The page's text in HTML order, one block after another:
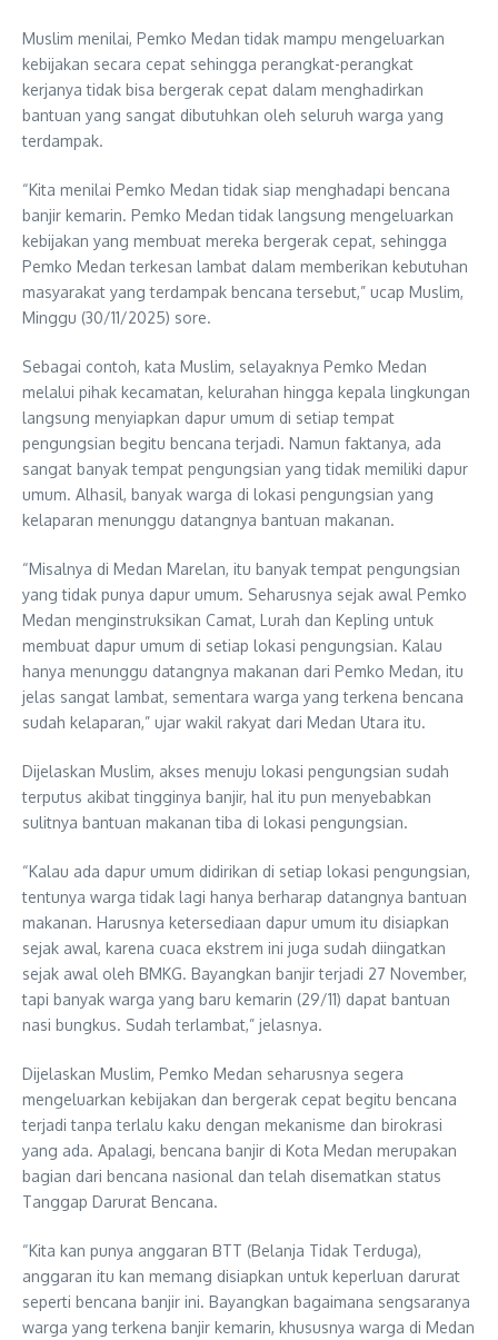
Muslim menilai, Pemko Medan tidak mampu mengeluarkan
kebijakan secara cepat sehingga perangkat-perangkat
kerjanya tidak bisa bergerak cepat dalam menghadirkan
bantuan yang sangat dibutuhkan oleh seluruh warga yang
terdampak.
“Kita menilai Pemko Medan tidak siap menghadapi bencana
banjir kemarin. Pemko Medan tidak langsung mengeluarkan
kebijakan yang membuat mereka bergerak cepat, sehingga
Pemko Medan terkesan lambat dalam memberikan kebutuhan
masyarakat yang terdampak bencana tersebut,” ucap Muslim,
Minggu (30/11/2025) sore.
Sebagai contoh, kata Muslim, selayaknya Pemko Medan
melalui pihak kecamatan, kelurahan hingga kepala lingkungan
langsung menyiapkan dapur umum di setiap tempat
pengungsian begitu bencana terjadi. Namun faktanya, ada
sangat banyak tempat pengungsian yang tidak memiliki dapur
umum. Alhasil, banyak warga di lokasi pengungsian yang
kelaparan menunggu datangnya bantuan makanan.
“Misalnya di Medan Marelan, itu banyak tempat pengungsian
yang tidak punya dapur umum. Seharusnya sejak awal Pemko
Medan menginstruksikan Camat, Lurah dan Kepling untuk
membuat dapur umum di setiap lokasi pengungsian. Kalau
hanya menunggu datangnya makanan dari Pemko Medan, itu
jelas sangat lambat, sementara warga yang terkena bencana
sudah kelaparan,” ujar wakil rakyat dari Medan Utara itu.
Dijelaskan Muslim, akses menuju lokasi pengungsian sudah
terputus akibat tingginya banjir, hal itu pun menyebabkan
sulitnya bantuan makanan tiba di lokasi pengungsian.
“Kalau ada dapur umum didirikan di setiap lokasi pengungsian,
tentunya warga tidak lagi hanya berharap datangnya bantuan
makanan. Harusnya ketersediaan dapur umum itu disiapkan
sejak awal, karena cuaca ekstrem ini juga sudah diingatkan
sejak awal oleh BMKG. Bayangkan banjir terjadi 27 November,
tapi banyak warga yang baru kemarin (29/11) dapat bantuan
nasi bungkus. Sudah terlambat,” jelasnya.
Dijelaskan Muslim, Pemko Medan seharusnya segera
mengeluarkan kebijakan dan bergerak cepat begitu bencana
terjadi tanpa terlalu kaku dengan mekanisme dan birokrasi
yang ada. Apalagi, bencana banjir di Kota Medan merupakan
bagian dari bencana nasional dan telah disematkan status
Tanggap Darurat Bencana.
“Kita kan punya anggaran BTT (Belanja Tidak Terduga),
anggaran itu kan memang disiapkan untuk keperluan darurat
seperti bencana banjir ini. Bayangkan bagaimana sengsaranya
warga yang terkena banjir kemarin, khususnya warga di Medan